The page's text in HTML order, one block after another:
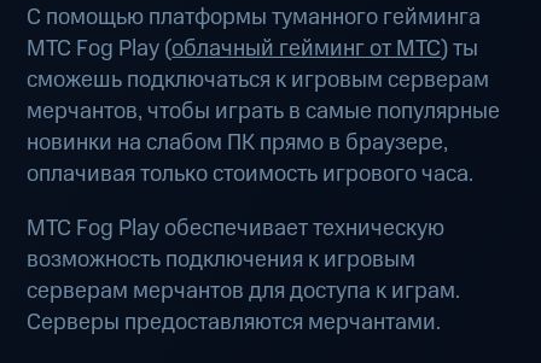
С помощью платформы туманного гейминга
МТС Fog Play (облачный гейминг от МТС) ты
сможешь подключаться к игровым серверам
мерчантов, чтобы играть в самые популярные
новинки на слабом ПК прямо в браузере,
оплачивая только стоимость игрового часа.
МТС Fog Play обеспечивает техническую
возможность подключения к игровым
серверам мерчантов для доступа к играм.
Серверы предоставляются мерчантами.